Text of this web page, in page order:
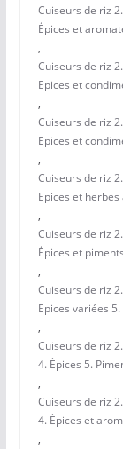
Cuiseurs de riz
Épices et
,
Cuiseurs de riz
Epices et
,
Cuiseurs de riz
Epices et
,
Cuiseurs de riz
Epices et
,
Cuiseurs de riz
Épices et
,
Cuiseurs de riz
Epices variées
,
Cuiseurs de riz
4. Épices 5.
,
Cuiseurs de riz
4. Épices et
,